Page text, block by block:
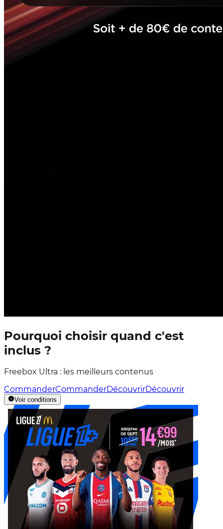
Pourquoi choisir quand c'est
inclus ?
Freebox Ultra : les meilleurs contenus
CommanderCommanderDécouvrirDécouvrir
Voir conditions